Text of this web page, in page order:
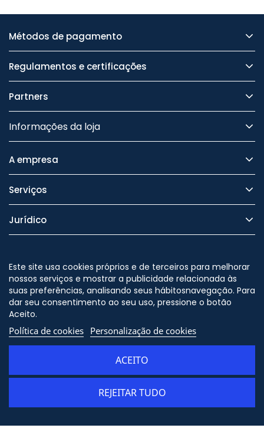
ADICIONAR AO CARRINHO
Métodos de pagamento
Regulamentos e certificações
Partners
Informações da loja
A empresa
Serviços
Jurídico
Este site usa cookies próprios e de terceiros para melhorar
nossos serviços e mostrar a publicidade relacionada às
suas preferências, analisando seus hábitosnavegação. Para
dar seu consentimento ao seu uso, pressione o botão
Aceito.
Política de cookies Personalização de cookies
REJEITAR TUDO
ACEITO
Nos siga no
© Copyright - ORION91 - CIF